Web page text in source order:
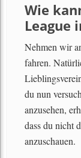
Wie
League
Nehmen wir
fahren.
du nun
anzusehen,
dass du nicht
anzuschauen.